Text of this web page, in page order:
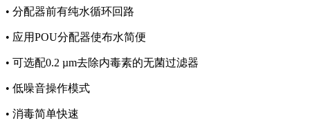
• 分配器前有纯水循环回路
• 应用POU分配器使布水简便
• 可选配0.2 µm去除内毒素的无菌过滤器
• 低噪音操作模式
• 消毒简单快速